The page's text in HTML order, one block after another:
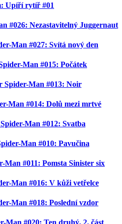
Upíří rytíř #01
#026: Nezastavitelný Juggernaut
Man #027: Svítá nový den
Man #015: Počátek
Spider-Man #013: Noir
Man #014: Dolů mezi mrtvé
Man #012: Svatba
Man #010: Pavučina
Man #011: Pomsta Sinister six
Man #016: V kůži vetřelce
Man #018: Poslední vzdor
Man #020: Ten druhý, 2. část